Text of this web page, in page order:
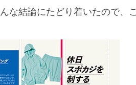
な結論にたどり着いたので、こ